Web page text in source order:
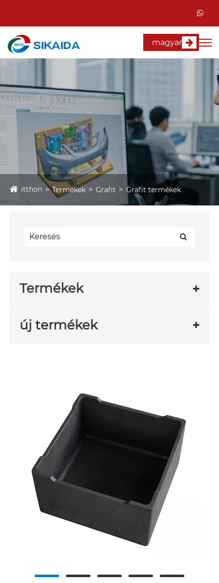
magyar
itthon Termékek Grafit Grafit termékek
Termékek
új termékek